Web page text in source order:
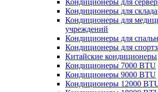
Кондиционеры для
Кондиционеры для склада
Кондиционеры для
учреждений
Кондиционеры для
Кондиционеры для
Китайские кондиционеры
Кондиционеры 7000 BTU
Кондиционеры 9000 BTU
Кондиционеры 12000